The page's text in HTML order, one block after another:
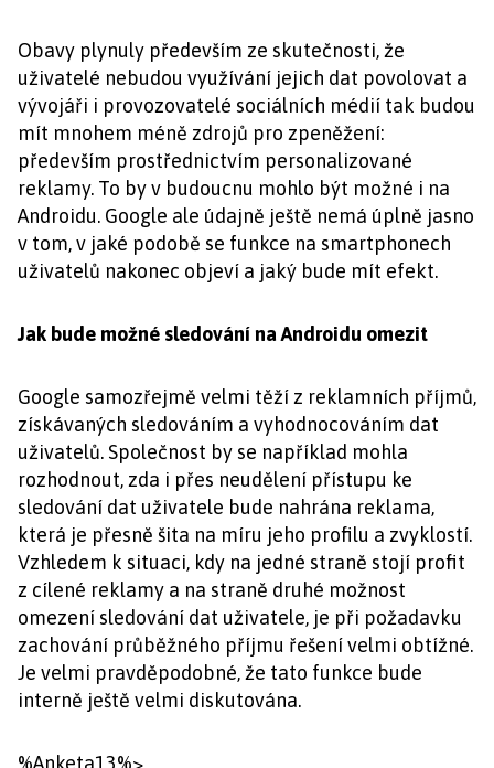
Obavy plynuly především ze skutečnosti, že
uživatelé nebudou využívání jejich dat povolovat a
vývojáři i provozovatelé sociálních médií tak budou
mít mnohem méně zdrojů pro zpeněžení:
především prostřednictvím personalizované
reklamy. To by v budoucnu mohlo být možné i na
Androidu. Google ale údajně ještě nemá úplně jasno
v tom, v jaké podobě se funkce na smartphonech
uživatelů nakonec objeví a jaký bude mít efekt.
Jak bude možné sledování na Androidu omezit
Google samozřejmě velmi těží z reklamních příjmů,
získávaných sledováním a vyhodnocováním dat
uživatelů. Společnost by se například mohla
rozhodnout, zda i přes neudělení přístupu ke
sledování dat uživatele bude nahrána reklama,
která je přesně šita na míru jeho profilu a zvyklostí.
Vzhledem k situaci, kdy na jedné straně stojí profit
z cílené reklamy a na straně druhé možnost
omezení sledování dat uživatele, je při požadavku
zachování průběžného příjmu řešení velmi obtížné.
Je velmi pravděpodobné, že tato funkce bude
interně ještě velmi diskutována.
%Anketa13%>